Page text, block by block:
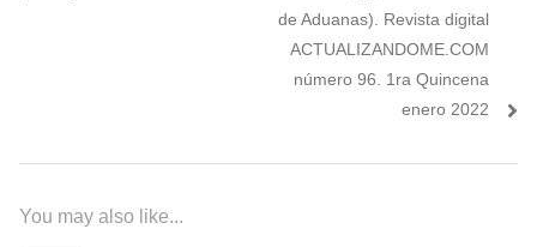
de Aduanas). Revista digital
ACTUALIZANDOME.COM
número 96. 1ra Quincena
enero 2022
You may also like...